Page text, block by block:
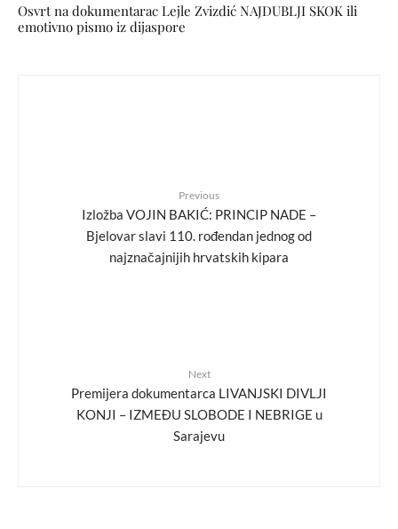
Osvrt na dokumentarac Lejle Zvizdić NAJDUBLJI SKOK ili
emotivno pismo iz dijaspore
Previous
Izložba VOJIN BAKIĆ: PRINCIP NADE –
Bjelovar slavi 110. rođendan jednog od
najznačajnijih hrvatskih kipara
Next
Premijera dokumentarca LIVANJSKI DIVLJI
KONJI – IZMEĐU SLOBODE I NEBRIGE u
Sarajevu